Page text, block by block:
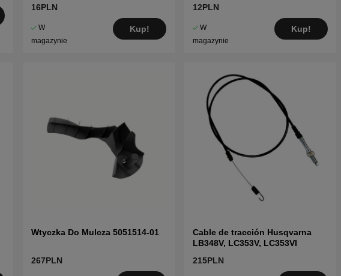
16PLN
W
magazynie
Kup!
12PLN
W
magazynie
Kup!
Wtyczka Do Mulcza 5051514-01
267PLN
Cable de tracción Husqvarna
LB348V, LC353V, LC353VI
215PLN